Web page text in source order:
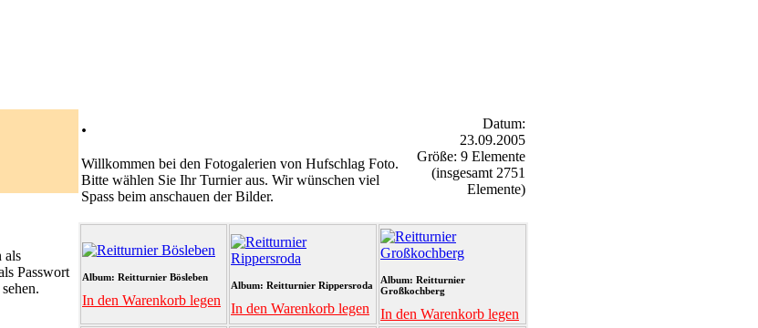
als
Passwort
.
Willkommen bei den Fotogalerien von Hufschlag Foto.
Bitte wählen Sie Ihr Turnier aus. Wir wünschen viel
Spass beim anschauen der Bilder.
Datum:
23.09.2005
Größe: 9 Elemente
(insgesamt 2751
Elemente)
Album: Reitturnier Bösleben
In den Warenkorb legen
Album: Reitturnier Rippersroda
In den Warenkorb legen
Album: Reitturnier
Großkochberg
In den Warenkorb legen